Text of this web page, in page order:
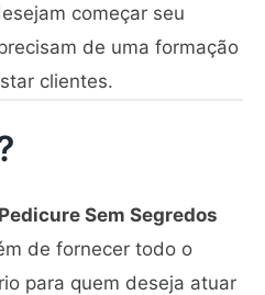
começar seu
de uma formação
clientes.
Sem Segredos
de fornecer todo o
para quem deseja atuar